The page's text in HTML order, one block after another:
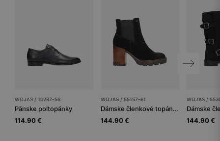
WOJAS / 10287-56
Pánske poltopánky
114.90 €
WOJAS / 55157-61
Dámske členkové topánky
144.90 €
WOJAS /
144.90 €